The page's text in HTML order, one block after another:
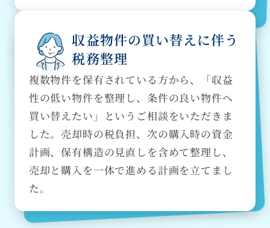
収益物件の買い替えに伴う
税務整理
複数物件を保有されている方から、「収益
性の低い物件を整理し、条件の良い物件へ
買い替えたい」というご相談をいただきま
した。売却時の税負担、次の購入時の資金
計画、保有構造の見直しを含めて整理し、
売却と購入を一体で進める計画を立てまし
た。